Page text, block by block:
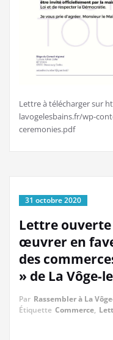
Lettre à télécharger sur
lavogelesbains.fr/wp-
ceremonies.pdf
31 octobre 2020
Lettre
œuvrer en
des
» de La Vôge-
Par Rassembler à La
Étiquette Commerce,